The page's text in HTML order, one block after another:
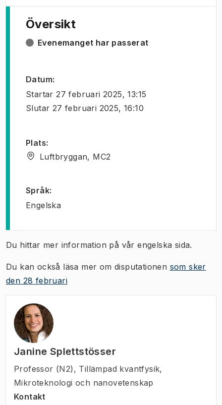
Översikt
Evenemanget har passerat
Datum:
Startar 27 februari 2025, 13:15
Slutar 27 februari 2025, 16:10
Plats:
Luftbryggan, MC2
Språk:
Engelska
Du hittar mer information på vår engelska sida.
Du kan också läsa mer om disputationen som sker
den 28 februari
Janine Splettstösser
Professor (N2) , Tillämpad kvantfysik,
Mikroteknologi och nanovetenskap
Kontakt